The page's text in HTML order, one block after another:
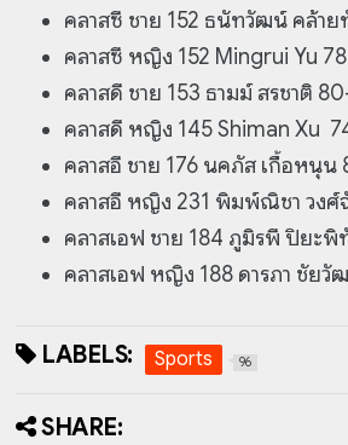
คลาสซี ชาย 152 ธนัทวัฒน์ คล้า
คลาสซี หญิง 152 Mingrui Yu
คลาสดี ชาย 153 ธามม์ สรชาติ
คลาสดี หญิง 145 Shiman Xu
คลาสอี ชาย 176 นคภัส เกื้อหนุน
คลาสอี หญิง 231 พิมพ์ณิชา วงศ์
คลาสเอฟ ชาย 184 ภูมิรพี ปิยะ
คลาสเอฟ หญิง 188 ดารภา ชัย
LABELS: Sports 96
SHARE: